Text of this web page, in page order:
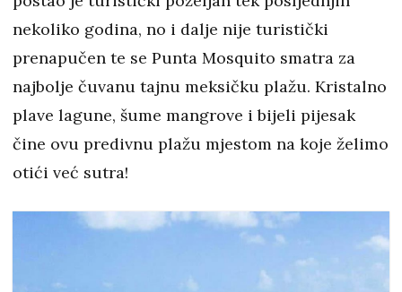
nekoliko godina, no i dalje nije turistički
prenapučen te se Punta Mosquito smatra za
najbolje čuvanu tajnu meksičku plažu. Kristalno
plave lagune, šume mangrove i bijeli pijesak
čine ovu predivnu plažu mjestom na koje želimo
otići već sutra!